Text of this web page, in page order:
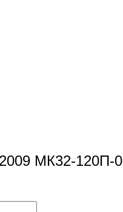
МК32-120П-